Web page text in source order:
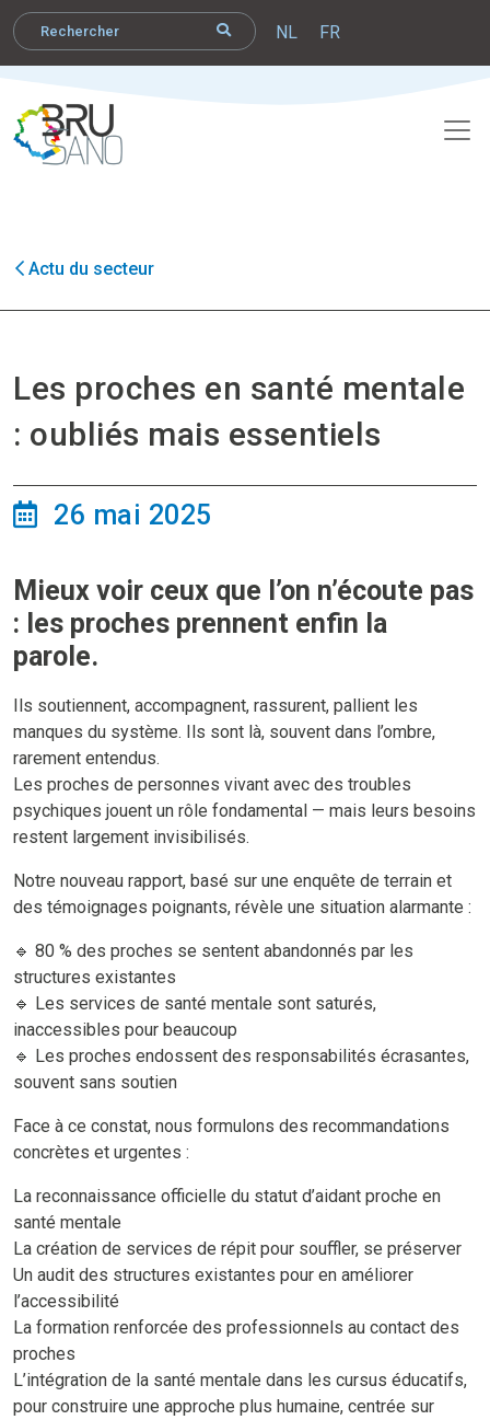
NL FR
Actu du secteur
Les proches en santé mentale
: oubliés mais essentiels
26 mai 2025
Mieux voir ceux que l’on n’écoute pas
: les proches prennent enfin la
parole.
Ils soutiennent, accompagnent, rassurent, pallient les
manques du système. Ils sont là, souvent dans l’ombre,
rarement entendus.
Les proches de personnes vivant avec des troubles
psychiques jouent un rôle fondamental — mais leurs besoins
restent largement invisibilisés.
Notre nouveau rapport, basé sur une enquête de terrain et
des témoignages poignants, révèle une situation alarmante :
🔹 80 % des proches se sentent abandonnés par les
structures existantes
🔹 Les services de santé mentale sont saturés,
inaccessibles pour beaucoup
🔹 Les proches endossent des responsabilités écrasantes,
souvent sans soutien
Face à ce constat, nous formulons des recommandations
concrètes et urgentes :
La reconnaissance officielle du statut d’aidant proche en
santé mentale
La création de services de répit pour souffler, se préserver
Un audit des structures existantes pour en améliorer
l’accessibilité
La formation renforcée des professionnels au contact des
proches
L’intégration de la santé mentale dans les cursus éducatifs,
pour construire une approche plus humaine, centrée sur